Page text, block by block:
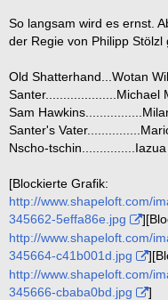
So langsam wird es ernst.
der Regie von Philipp Stölzl
Old Shatterhand...Wotan
Santer....................Michael
Sam
Santer's
Nscho-
[Blockierte Grafik:
http://www.shapeloft.com/
345662-5effa86e.jpg
http://www.shapeloft.com/
345664-c41b001d.jpg
http://www.shapeloft.com/
345666-cbaba0bd.jpg
]